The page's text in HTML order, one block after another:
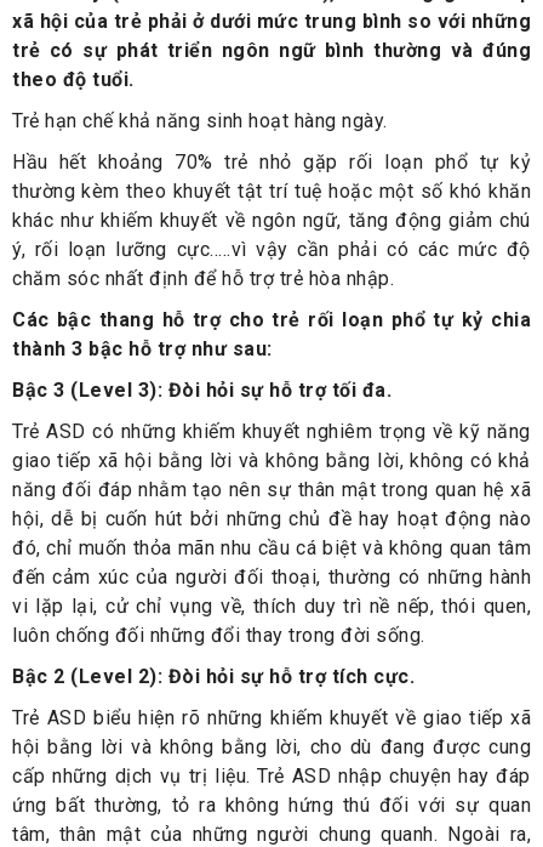
xã hội của trẻ phải ở dưới mức trung bình so với những
trẻ có sự phát triển ngôn ngữ bình thường và đúng
theo độ tuổi.
Trẻ hạn chế khả năng sinh hoạt hàng ngày.
Hầu hết khoảng 70% trẻ nhỏ gặp rối loạn phổ tự kỷ
thường kèm theo khuyết tật trí tuệ hoặc một số khó khăn
khác như khiếm khuyết về ngôn ngữ, tăng động giảm chú
ý, rối loạn lưỡng cực…..vì vậy cần phải có các mức độ
chăm sóc nhất định để hỗ trợ trẻ hòa nhập.
Các bậc thang hỗ trợ cho trẻ rối loạn phổ tự kỷ chia
thành 3 bậc hỗ trợ như sau:
Bậc 3 (Level 3): Đòi hỏi sự hỗ trợ tối đa.
Trẻ ASD có những khiếm khuyết nghiêm trọng về kỹ năng
giao tiếp xã hội bằng lời và không bằng lời, không có khả
năng đối đáp nhằm tạo nên sự thân mật trong quan hệ xã
hội, dễ bị cuốn hút bởi những chủ đề hay hoạt động nào
đó, chỉ muốn thỏa mãn nhu cầu cá biệt và không quan tâm
đến cảm xúc của người đối thoại, thường có những hành
vi lặp lại, cử chỉ vụng về, thích duy trì nề nếp, thói quen,
luôn chống đối những đổi thay trong đời sống.
Bậc 2 (Level 2): Đòi hỏi sự hỗ trợ tích cực.
Trẻ ASD biểu hiện rõ những khiếm khuyết về giao tiếp xã
hội bằng lời và không bằng lời, cho dù đang được cung
cấp những dịch vụ trị liệu. Trẻ ASD nhập chuyện hay đáp
ứng bất thường, tỏ ra không hứng thú đối với sự quan
tâm, thân mật của những người chung quanh. Ngoài ra,